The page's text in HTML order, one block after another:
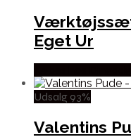
Værktøjssæt
Eget Ur
Udsalg 93%
Valentins